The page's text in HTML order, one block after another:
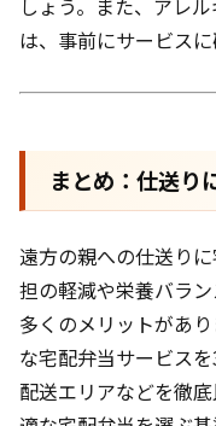
しょう。また、アレ
は、事前にサービス
まとめ：仕送り
遠方の親への仕送り
担の軽減や栄養バラ
多くのメリットがあ
な宅配弁当サービス
配送エリアなどを徹